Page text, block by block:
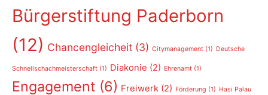
Bürgerstiftung Paderborn
(12) Chancengleicheit (3) Citymanagement (1) Deutsche
Schnellschachmeisterschaft (1) Diakonie (2) Ehrenamt (1)
Engagement (6) Freiwerk (2) Förderung (1) Hasi Palau